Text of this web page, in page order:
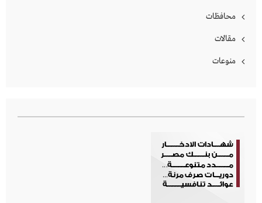
محافظات
مقالات
منوعات